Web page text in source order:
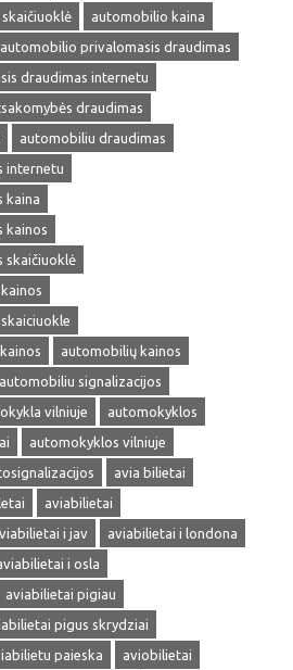
automobilio kaina
automobilio privalomasis draudimas
draudimas internetu
draudimas
automobiliu draudimas
internetu
kaina
kainos
skaičiuoklė
automobilių kainos
automobiliu signalizacijos
vilniuje
automokyklos
automokyklos vilniuje
avia bilietai
aviabilietai
i jav
aviabilietai i londona
i osla
aviabilietai pigiau
pigus skrydziai
paieska
aviobilietai